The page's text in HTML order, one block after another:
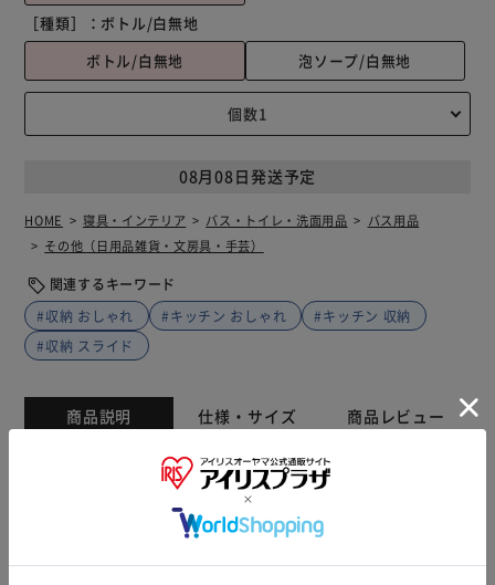
［種類］： ボトル/白無地
ボトル/白無地
泡ソープ/白無地
08月08日発送予定
HOME 寝具・インテリア バス・トイレ・洗面用品
バス用品
その他（日用品雑貨・文房具・手芸）
関連するキーワード
#収納 おしゃれ
#キッチン おしゃれ
#キッチン 収納
#収納 スライド
商品説明 仕様・サイズ 商品レビュー
ボトルを壁掛けできるシートフック！壁に貼り付けるだけで
OKな「Otel マジックシートフック」にシンプルなホワイト
タイプが仲間入り♪ シャンプーやボディソープなど液体ソ
プボトルに対応した「泡ソープタイプ」の2種類。 ツルツル